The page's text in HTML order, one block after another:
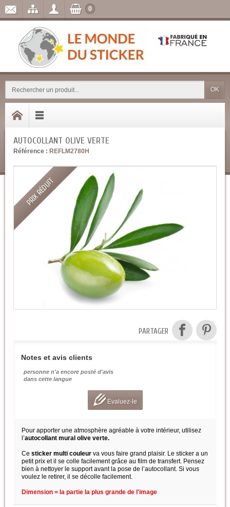
OK
0
AUTOCOLLANT OLIVE VERTE
Référence : REFLM2780H
PRIX RÉDUIT
PARTAGER
Notes et avis clients
personne n'a encore posté d'avis
dans cette langue
Evaluez-le
Pour apporter une atmosphère agréable à votre intérieur, utilisez
l’autocollant mural olive verte.
Ce sticker multi couleur va vous faire grand plaisir. Le sticker a un
petit prix et il se colle facilement grâce au film de transfert. Pensez
bien à nettoyer le support avant la pose de l’autocollant. Si vous
voulez le retirer, il se décolle facilement.
Dimension = la partie la plus grande de l'image